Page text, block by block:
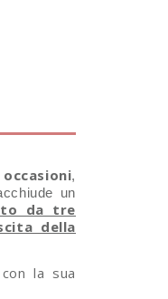
,
un
da tre
della
la sua